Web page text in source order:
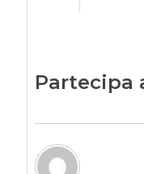
Partecipa